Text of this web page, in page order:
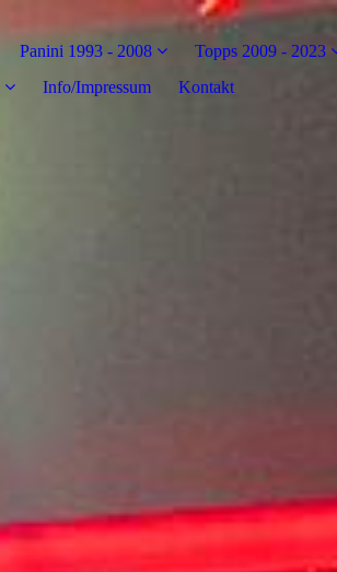
Panini 1993 - 2008 Topps 2009 - 2023
Info/Impressum Kontakt